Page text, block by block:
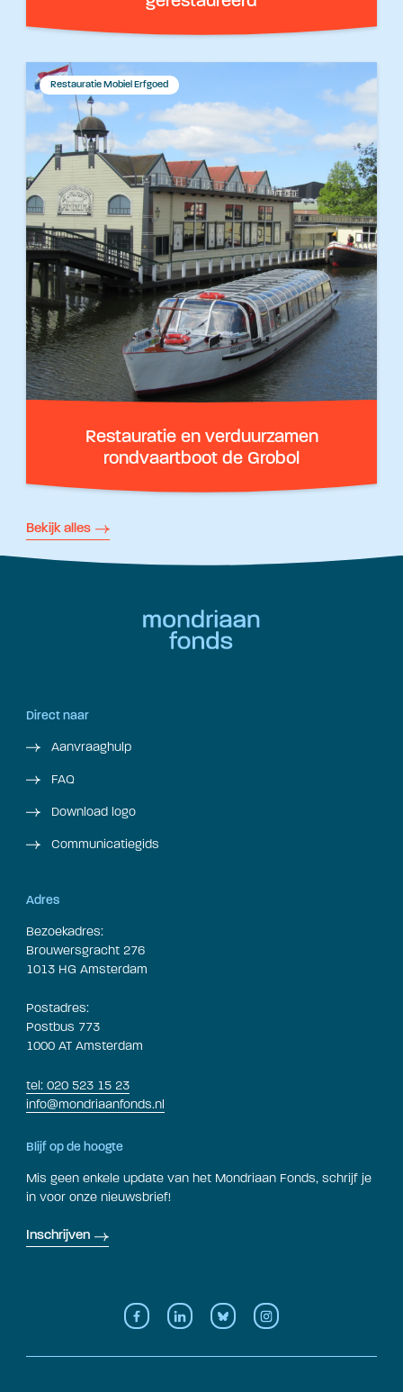
Restauratie Mobiel Erfgoed
Restauratie en verduurzamen
rondvaartboot de Grobol
Bekijk alles
Direct naar
Aanvraaghulp
FAQ
Download logo
Communicatiegids
Adres
Bezoekadres:
Brouwersgracht 276
1013 HG Amsterdam
Postadres:
Postbus 773
1000 AT Amsterdam
tel: 020 523 15 23
info@mondriaanfonds.nl
Blijf op de hoogte
Mis geen enkele update van het Mondriaan Fonds, schrijf je
in voor onze nieuwsbrief!
Inschrijven